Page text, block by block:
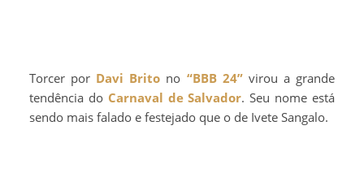
Torcer por Davi Brito no “BBB 24”virou a grande
tendência do Carnaval de Salvador. Seu nome está
sendo mais falado e festejado que o de Ivete Sangalo.